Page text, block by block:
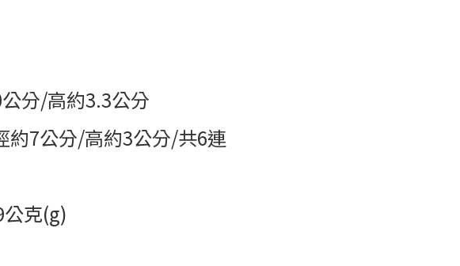
公分/高約3.3公分
約7公分/高約3公分/共6連
公克(g)